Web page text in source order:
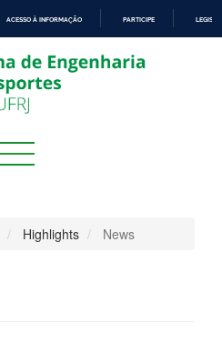
PARA
O
CONTEÚDO
ACESSO À INFORMAÇÃO PARTICIPE
Highlights News